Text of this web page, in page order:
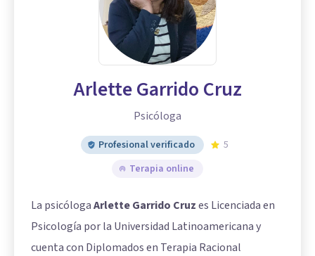
Arlette Garrido Cruz
Psicóloga
Profesional verificado
5
Terapia online
La psicólogaArlette Garrido Cruzes Licenciada en
Psicología por la Universidad Latinoamericana y
cuenta con Diplomados en Terapia Racional